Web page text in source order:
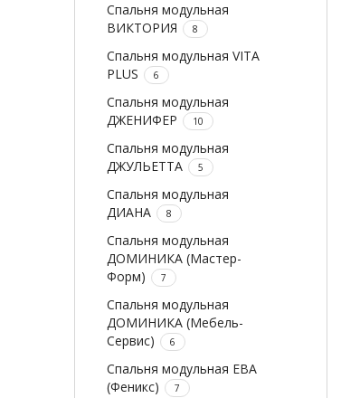
Спальня модульная
ВИКТОРИЯ
8
Спальня модульная VITA
PLUS
6
Спальня модульная
ДЖЕНИФЕР
10
Спальня модульная
ДЖУЛЬЕТТА
5
Спальня модульная
ДИАНА
8
Спальня модульная
ДОМИНИКА (Мастер-
Форм)
7
Спальня модульная
ДОМИНИКА (Мебель-
Сервис)
6
Спальня модульная ЕВА
(Феникс)
7